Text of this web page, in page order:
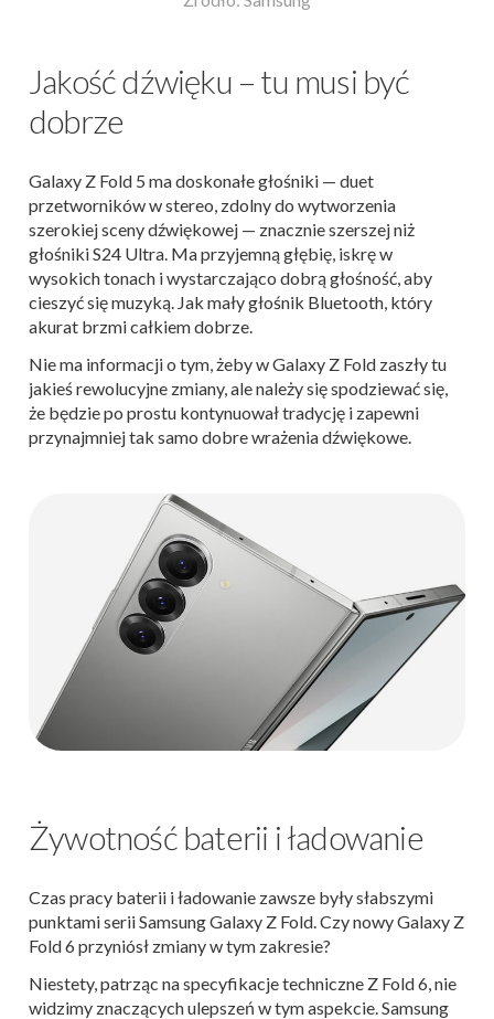
Jakość dźwięku – tu musi być
dobrze
Galaxy Z Fold 5 ma doskonałe głośniki — duet
przetworników w stereo, zdolny do wytworzenia
szerokiej sceny dźwiękowej — znacznie szerszej niż
głośniki S24 Ultra. Ma przyjemną głębię, iskrę w
wysokich tonach i wystarczająco dobrą głośność, aby
cieszyć się muzyką. Jak mały głośnik Bluetooth, który
akurat brzmi całkiem dobrze.
Nie ma informacji o tym, żeby w Galaxy Z Fold zaszły tu
jakieś rewolucyjne zmiany, ale należy się spodziewać się,
że będzie po prostu kontynuował tradycję i zapewni
przynajmniej tak samo dobre wrażenia dźwiękowe.
Żywotność baterii i ładowanie
Czas pracy baterii i ładowanie zawsze były słabszymi
punktami serii Samsung Galaxy Z Fold. Czy nowy Galaxy Z
Fold 6 przyniósł zmiany w tym zakresie?
Niestety, patrząc na specyfikacje techniczne Z Fold 6, nie
widzimy znaczących ulepszeń w tym aspekcie. Samsung